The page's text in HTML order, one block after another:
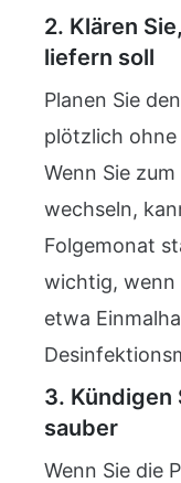
2. Klären
liefern soll
Planen Sie
plötzlich ohne
Wenn Sie
wechseln,
Folgemonat
wichtig, wenn
etwa
3. Kündigen
sauber
Wenn Sie die